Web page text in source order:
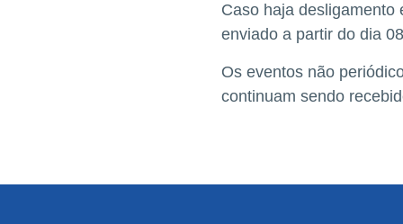
Caso haja desligamento
enviado a partir do dia
Os eventos não
continuam sendo